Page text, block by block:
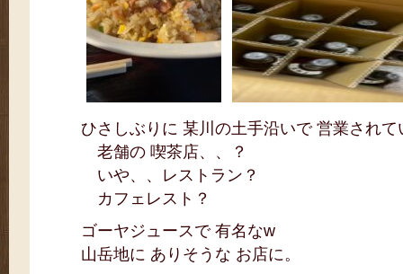
ひさしぶりに 某川の土手沿いで 営業されて
老舗の 喫茶店、、？
いや、、レストラン？
カフェレスト？
ゴーヤジュースで 有名なw
山岳地に ありそうな お店に。